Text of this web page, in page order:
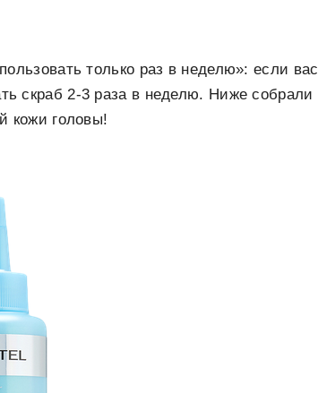
только раз в неделю»: если вас
скраб 2-3 раза в неделю. Ниже собрали
кожи головы!